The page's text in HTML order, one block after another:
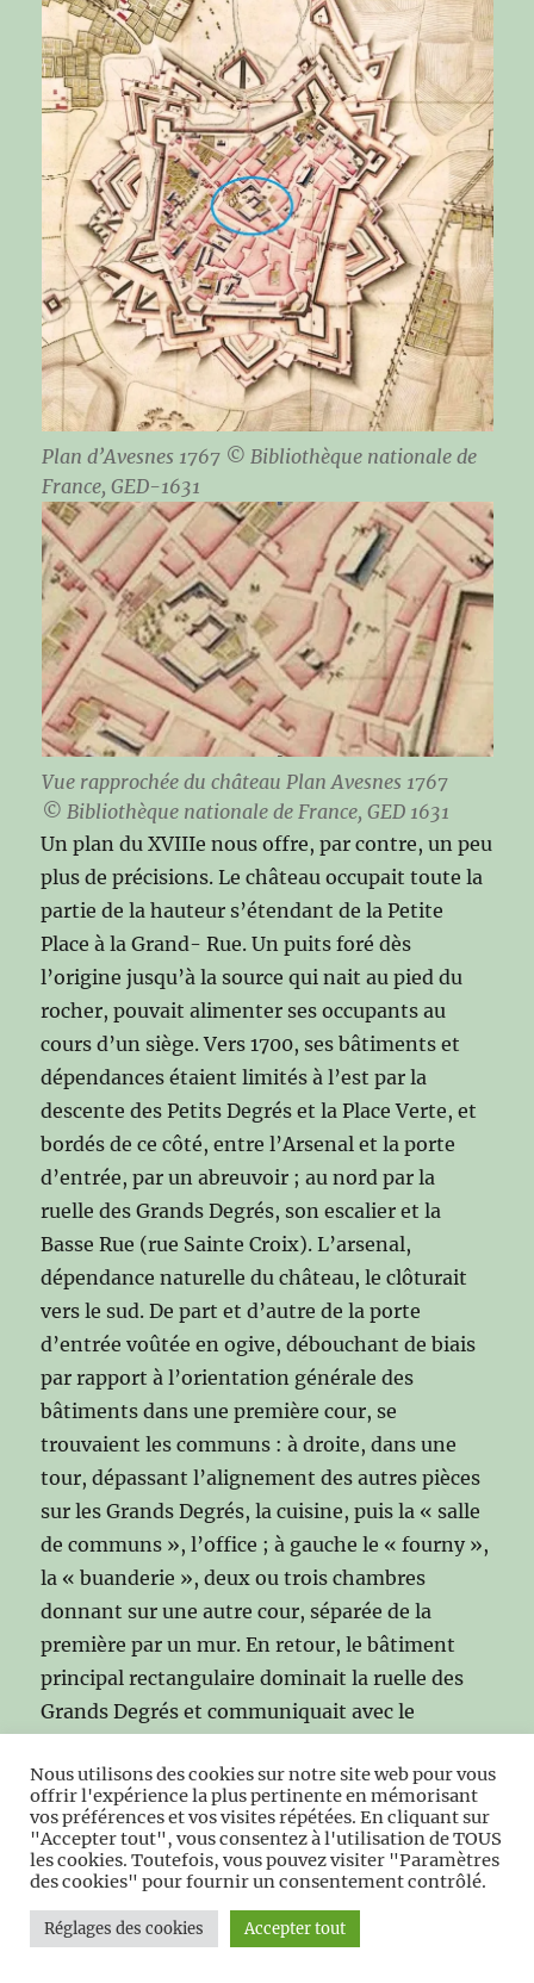
Plan d’Avesnes 1767 © Bibliothèque nationale de
France, GED-1631
Vue rapprochée du château Plan Avesnes 1767
© Bibliothèque nationale de France, GED 1631
Un plan du XVIIIe nous offre, par contre, un peu
plus de précisions. Le château occupait toute la
partie de la hauteur s’étendant de la Petite
Place à la Grand- Rue. Un puits foré dès
l’origine jusqu’à la source qui nait au pied du
rocher, pouvait alimenter ses occupants au
cours d’un siège. Vers 1700, ses bâtiments et
dépendances étaient limités à l’est par la
descente des Petits Degrés et la Place Verte, et
bordés de ce côté, entre l’Arsenal et la porte
d’entrée, par un abreuvoir ; au nord par la
ruelle des Grands Degrés, son escalier et la
Basse Rue (rue Sainte Croix). L’arsenal,
dépendance naturelle du château, le clôturait
vers le sud. De part et d’autre de la porte
d’entrée voûtée en ogive, débouchant de biais
par rapport à l’orientation générale des
bâtiments dans une première cour, se
trouvaient les communs : à droite, dans une
tour, dépassant l’alignement des autres pièces
sur les Grands Degrés, la cuisine, puis la « salle
de communs », l’office ; à gauche le « fourny »,
la « buanderie », deux ou trois chambres
donnant sur une autre cour, séparée de la
première par un mur. En retour, le bâtiment
principal rectangulaire dominait la ruelle des
Grands Degrés et communiquait avec le
donnait accès : à droite à la chapelle, à gauche à
la « Grande Salle », la pièce la plus importante,
à une autre chambre et à deux cabinets ; en
face, le vestibule ouvrait sur la terrasse. De là –
comme des trois fenêtres de la grande salle –
on jouissait d’une agréable vue sur la vallée de
Nous utilisons des cookies sur notre site web pour vous
offrir l'expérience la plus pertinente en mémorisant
vos préférences et vos visites répétées. En cliquant sur
"Accepter tout", vous consentez à l'utilisation de TOUS
les cookies. Toutefois, vous pouvez visiter "Paramètres
des cookies" pour fournir un consentement contrôlé.
Réglages des cookies Accepter tout